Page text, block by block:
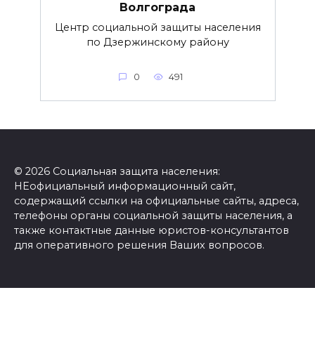
Волгограда
Центр социальной защиты населения
по Дзержинскому району
0 491
© 2026 Социальная защита населения:
НЕофициальный информационный сайт,
содержащий ссылки на официальные сайты, адреса,
телефоны органы социальной защиты населения, а
также контактные данные юристов-консультантов
для оперативного решения Ваших вопросов.